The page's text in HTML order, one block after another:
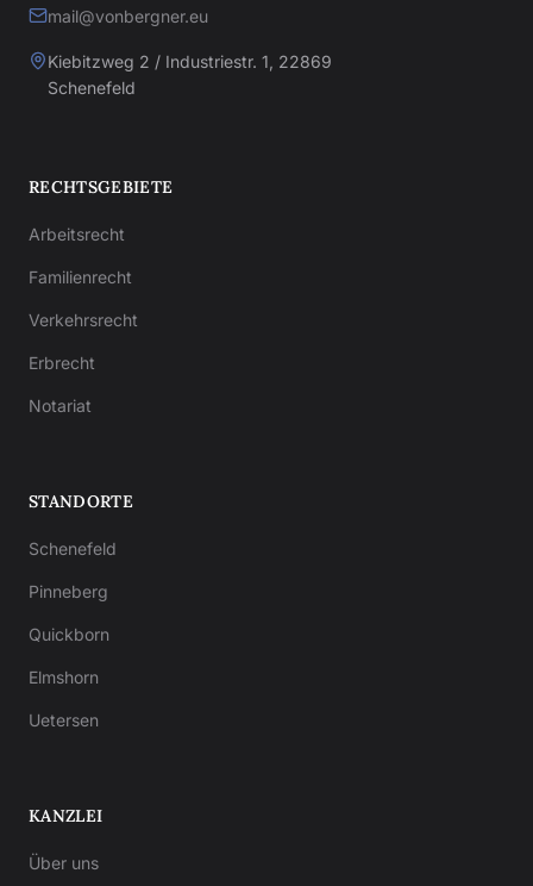
mail@vonbergner.eu
Kiebitzweg 2 / Industriestr. 1, 22869
Schenefeld
RECHTSGEBIETE
Arbeitsrecht
Familienrecht
Verkehrsrecht
Erbrecht
Notariat
STANDORTE
Schenefeld
Pinneberg
Quickborn
Elmshorn
Uetersen
KANZLEI
Über uns